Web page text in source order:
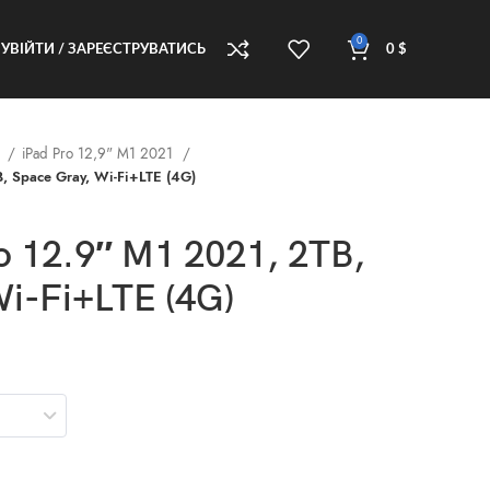
УВІЙТИ / ЗАРЕЄСТРУВАТИСЬ
0
0 $
iPad Pro 12,9" M1 2021
Space Gray, Wi-Fi+LTE (4G)
12.9″ M1 2021, 2TB,
Fi+LTE (4G)